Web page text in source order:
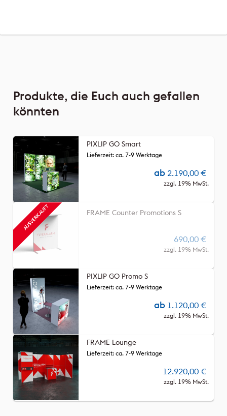
Produkte, die Euch auch gefallen
könnten
PIXLIP GO Smart
ab 2.190,00 €
zzgl. 19% MwSt.
Lieferzeit: ca. 7-9 Werktage
FRAME Counter Promotions S
690,00 €
zzgl. 19% MwSt.
PIXLIP GO Promo S
ab 1.120,00 €
zzgl. 19% MwSt.
Lieferzeit: ca. 7-9 Werktage
FRAME Lounge
12.920,00 €
zzgl. 19% MwSt.
Lieferzeit: ca. 7-9 Werktage